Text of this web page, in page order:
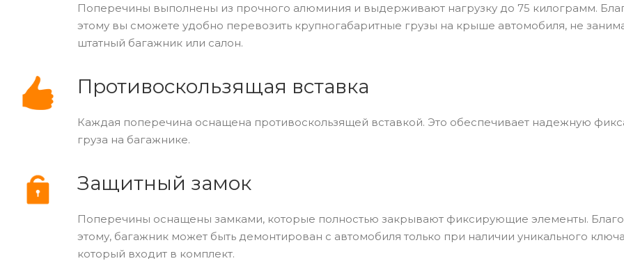
Поперечины выполнены из прочного алюминия и выдерживают нагрузку до 75 килограмм.
этому вы сможете удобно перевозить крупногабаритные грузы на крыше автомобиля, не
штатный багажник или салон.
Противоскользящая вставка
Каждая поперечина оснащена противоскользящей вставкой. Это обеспечивает надежную
груза на багажнике.
Защитный замок
Поперечины оснащены замками, которые полностью закрывают фиксирующие элементы.
этому, багажник может быть демонтирован с автомобиля только при наличии уникального
который входит в комплект.